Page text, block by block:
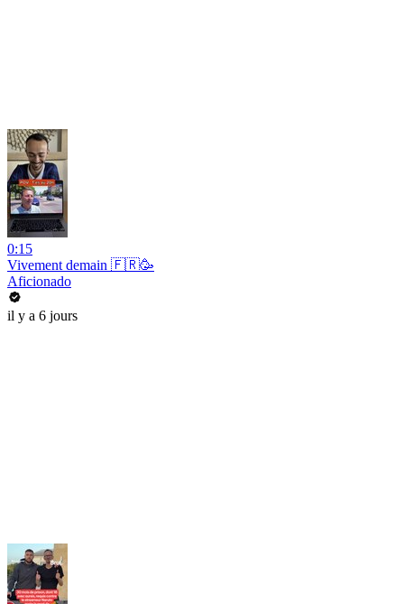
0:15
Vivement demain 🇫🇷🥳
Aficionado
il y a 6 jours